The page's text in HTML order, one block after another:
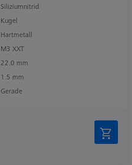
Siliziumnitrid
Kugel
Hartmetall
M3 XXT
22.0 mm
1.5 mm
Gerade